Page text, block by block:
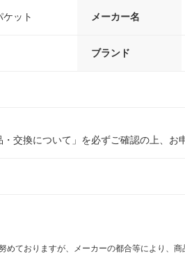
ット メーカー名
ブランド
交換について」を必ずご確認の上、お
ておりますが、メーカーの都合等により、